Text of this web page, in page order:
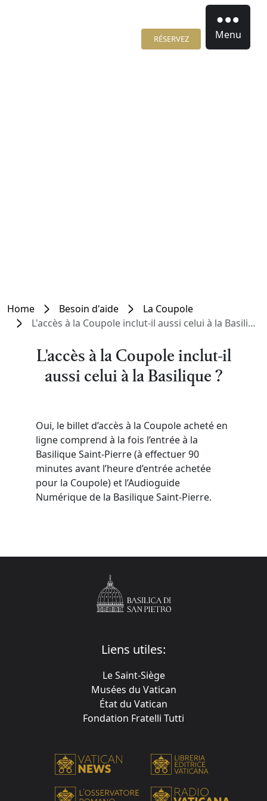
RÉSERVEZ Menu
Home Besoin d'aide
La Coupole
L'accès à la Coupole inclut-il aussi celui à la Basilique ?
L'accès à la Coupole inclut-il
aussi celui à la Basilique ?
Oui, le billet d’accès à la Coupole acheté en
ligne comprend à la fois l’entrée à la
Basilique Saint-Pierre (à effectuer 90
minutes avant l’heure d’entrée achetée
pour la Coupole) et l’Audioguide
Numérique de la Basilique Saint-Pierre.
Liens utiles:
Le Saint-Siège
Musées du Vatican
État du Vatican
Fondation Fratelli Tutti